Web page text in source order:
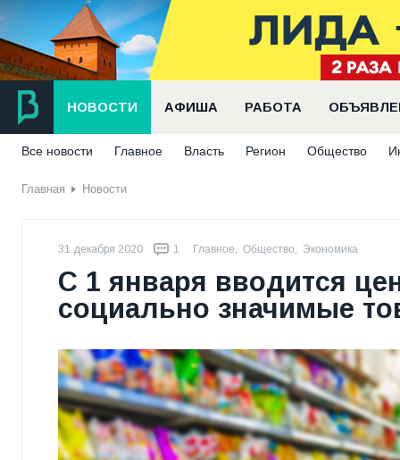
НОВОСТИ АФИША РАБОТА
Все новости Главное Власть Регион Общество
Главная Новости
31 декабря 2020 1 Главное, Общество, Экономика
С 1 января вводится
социально значимые